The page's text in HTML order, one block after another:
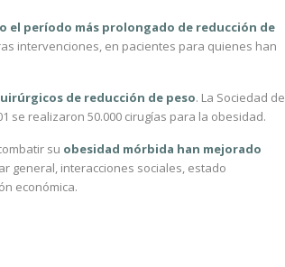
el período más prolongado de reducción de
intervenciones, en pacientes para quienes han
de reducción de peso. La Sociedad de
se realizaron 50.000 cirugías para la obesidad.
su obesidad mórbida han mejorado
general, interacciones sociales, estado
económica.